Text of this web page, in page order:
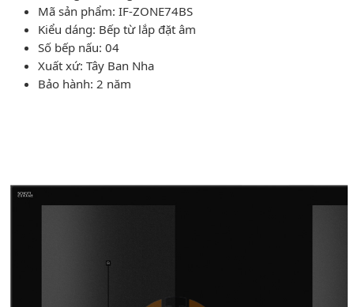
Mã sản phẩm: IF-ZONE74BS
Kiểu dáng: Bếp từ lắp đặt âm
Số bếp nấu: 04
Xuất xứ: Tây Ban Nha
Bảo hành: 2 năm